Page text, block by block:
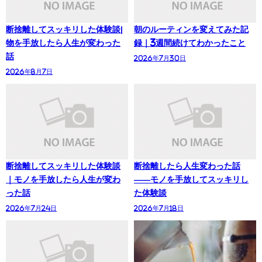
断捨離してスッキリした体験談|
物を手放したら人生が変わった
話
2026年8月7日
朝のルーティンを変えてみた記
録｜3週間続けてわかったこと
2026年7月30日
断捨離してスッキリした体験談
｜モノを手放したら人生が変わ
った話
2026年7月24日
断捨離したら人生変わった話
——モノを手放してスッキリし
た体験談
2026年7月18日